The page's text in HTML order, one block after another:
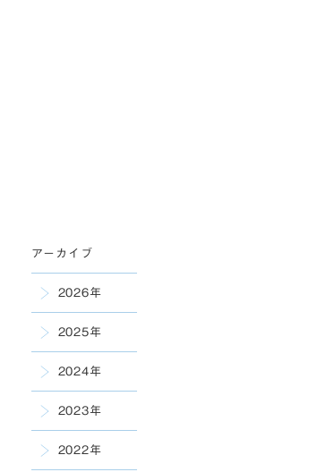
アーカイブ
2026年
2025年
2024年
2023年
2022年